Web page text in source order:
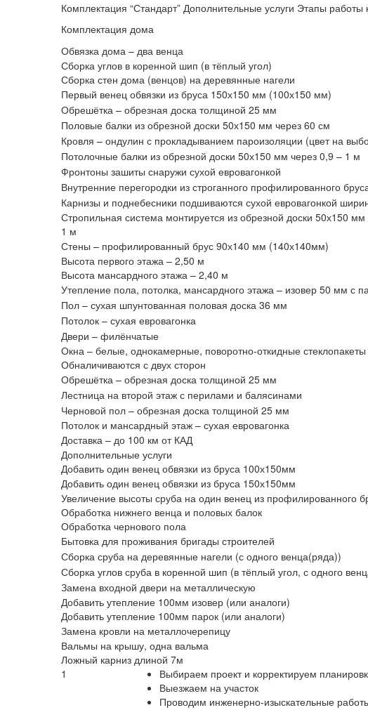
Комплектация “Стандарт” Дополнительные услуги Этапы работы
Комплектация дома
Обвязка дома – два венца
Сборка углов в коренной шип (в тёплый угол)
Сборка стен дома (венцов) на деревянные нагели
Первый венец обвязки из бруса 150х150 мм (100х150 мм)
Обрешётка – обрезная доска толщиной 25 мм
Половые балки из обрезной доски 50х150 мм через 60 см
Кровля – ондулин с прокладыванием пароизоляции (цвет на
Потолочные балки из обрезной доски 50х150 мм через 0,9 – 1 м
Фронтоны зашиты снаружи сухой евровагонкой
Внутренние перегородки из строганного профилированного
Карнизы и поднебесники подшиваются сухой евровагонкой
Стропильная система монтируется из обрезной доски 50х150
1 м
Стены – профилированный брус 90х140 мм (140х140мм)
Высота первого этажа – 2,50 м
Высота мансардного этажа – 2,40 м
Утепление пола, потолка, мансардного этажа – изовер 50 мм с
Пол – сухая шпунтованная половая доска 36 мм
Потолок – сухая евровагонка
Двери – филёнчатые
Окна – белые, однокамерные, поворотно-откидные
Обналичиваются с двух сторон
Обрешётка – обрезная доска толщиной 25 мм
Лестница на второй этаж с перилами и балясинами
Черновой пол – обрезная доска толщиной 25 мм
Потолок и мансардный этаж – сухая евровагонка
Доставка – до 100 км от КАД
Дополнительные услуги
Добавить один венец обвязки из бруса 100х150мм
Добавить один венец обвязки из бруса 150х150мм
Увеличение высоты сруба на один венец из профилированного
Обработка нижнего венца и половых балок
Обработка чернового пола
Бытовка для проживания бригады строителей
Сборка сруба на деревянные нагели (с одного венца(ряда))
Сборка углов сруба в коренной шип (в тёплый угол, с одного
Замена входной двери на металлическую
Добавить утепление 100мм изовер (или аналоги)
Добавить утепление 100мм парок (или аналоги)
Замена кровли на металлочерепицу
Вальмы на крышу, одна вальма
Ложный карниз длиной 7м
1
Выбираем проект и корректируем
Выезжаем на участок
Проводим инженерно-изыскательные